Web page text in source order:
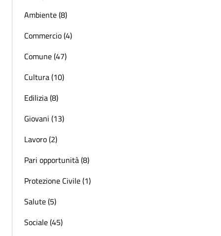
Ambiente (8)
Commercio (4)
Comune (47)
Cultura (10)
Edilizia (8)
Giovani (13)
Lavoro (2)
Pari opportunità (8)
Protezione Civile (1)
Salute (5)
Sociale (45)